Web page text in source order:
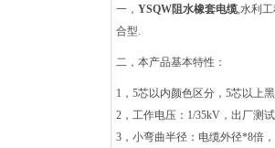
一， YSQW阻水橡套电缆,水利
合型.
二，本产品基本特性：
1，5芯以内颜色区分，5芯以上
2，工作电压：1/35kV，出厂测
3，小弯曲半径：电缆外径*8倍